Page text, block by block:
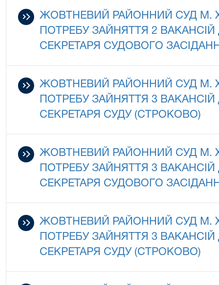
ЖОВТНЕВИЙ РАЙОННИЙ СУД М.
ПОТРЕБУ ЗАЙНЯТТЯ 2
СЕКРЕТАРЯ СУДОВОГО
ЖОВТНЕВИЙ РАЙОННИЙ СУД М.
ПОТРЕБУ ЗАЙНЯТТЯ 3
СЕКРЕТАРЯ СУДУ (СТРОКОВО)
ЖОВТНЕВИЙ РАЙОННИЙ СУД М.
ПОТРЕБУ ЗАЙНЯТТЯ 3
СЕКРЕТАРЯ СУДОВОГО
ЖОВТНЕВИЙ РАЙОННИЙ СУД М.
ПОТРЕБУ ЗАЙНЯТТЯ 3
СЕКРЕТАРЯ СУДУ (СТРОКОВО)